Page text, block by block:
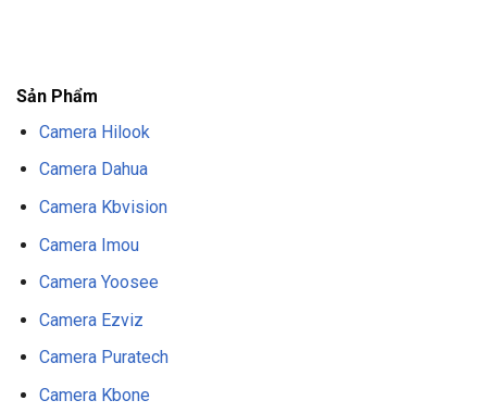
Sản Phẩm
Camera Hilook
Camera Dahua
Camera Kbvision
Camera Imou
Camera Yoosee
Camera Ezviz
Camera Puratech
Camera Kbone